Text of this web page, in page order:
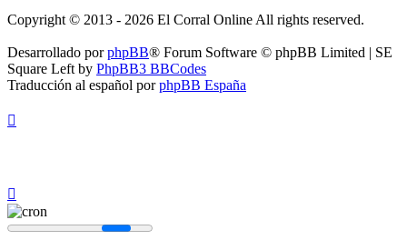
Copyright © 2013 - 2026 El Corral Online All rights reserved.
Desarrollado porphpBB® Forum Software © phpBB Limited | SE
Square Left by PhpBB3 BBCodes
Traducción al español porphpBB España